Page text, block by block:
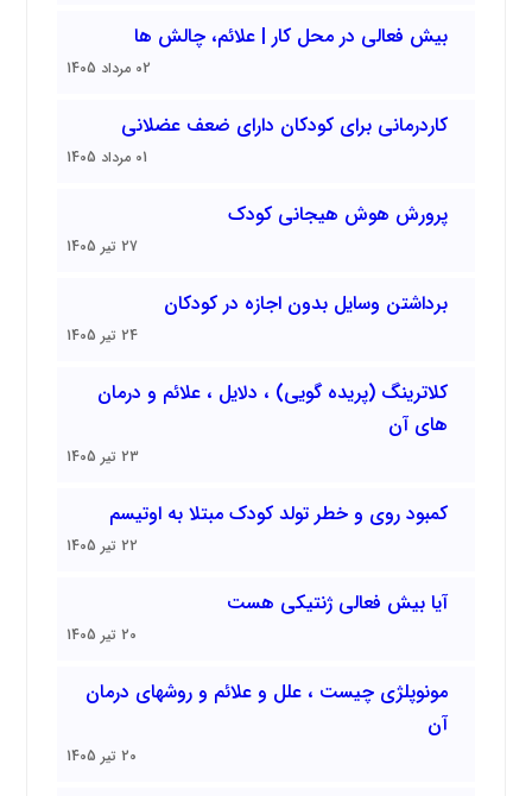
بیش فعالی در محل کار | علائم، چالش ها
02 مرداد 1405
کاردرمانی برای کودکان دارای ضعف عضلانی
01 مرداد 1405
پرورش هوش هیجانی کودک
27 تیر 1405
برداشتن وسایل بدون اجازه در کودکان
24 تیر 1405
کلاترینگ (پریده گویی) ، دلایل ، علائم و درمان
های آن
23 تیر 1405
کمبود روی و خطر تولد کودک مبتلا به اوتیسم
22 تیر 1405
آیا بیش فعالی ژنتیکی هست
20 تیر 1405
مونوپلژی چیست ، علل و علائم و روشهای درمان
آن
20 تیر 1405